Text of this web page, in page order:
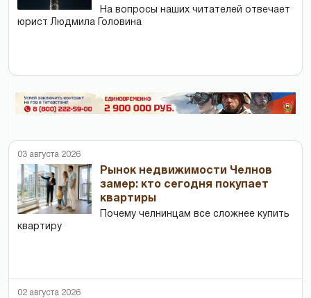
На вопросы наших читателей отвечает
юрист Людмила Головина
03 августа 2026
Рынок недвижимости Челнов
замер: кто сегодня покупает
квартиры
Почему челнинцам все сложнее купить
квартиру
02 августа 2026